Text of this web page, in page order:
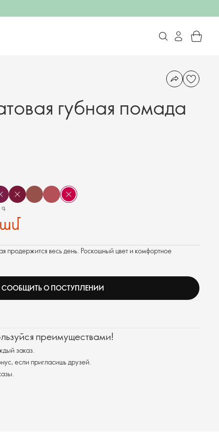
губная помада
գ
продержится весь день. Роскошный цвет и комфортное
СООБЩИТЬ О ПОСТУПЛЕНИИ
преимуществами!
заказ.
если пригласишь друзей.